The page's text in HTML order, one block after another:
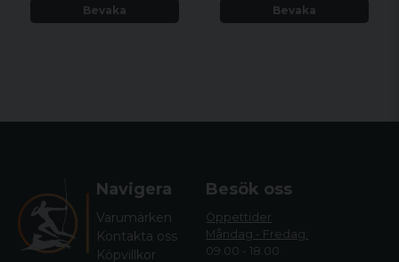
Bevaka Bevaka
Navigera
Varumärken
Kontakta oss
Köpvillkor
Besök oss
Öppettider
Måndag - Fredag:
09.00 - 18.00